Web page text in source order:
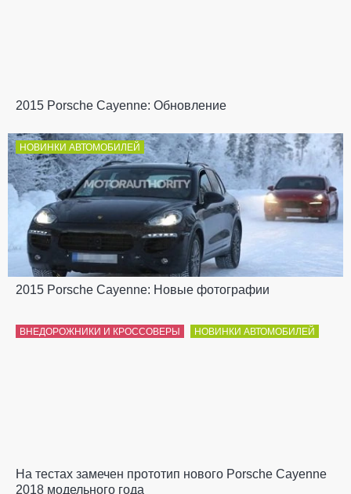
2015 Porsche Cayenne: Обновление
НОВИНКИ АВТОМОБИЛЕЙ
2015 Porsche Cayenne: Новые фотографии
ВНЕДОРОЖНИКИ И КРОССОВЕРЫ НОВИНКИ АВТОМОБИЛЕЙ
На тестах замечен прототип нового Porsche Cayenne
2018 модельного года